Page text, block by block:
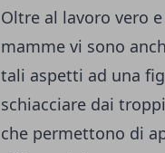
Oltre al lavoro vero
mamme vi sono
tali aspetti ad una
schiacciare dai
che permettono di